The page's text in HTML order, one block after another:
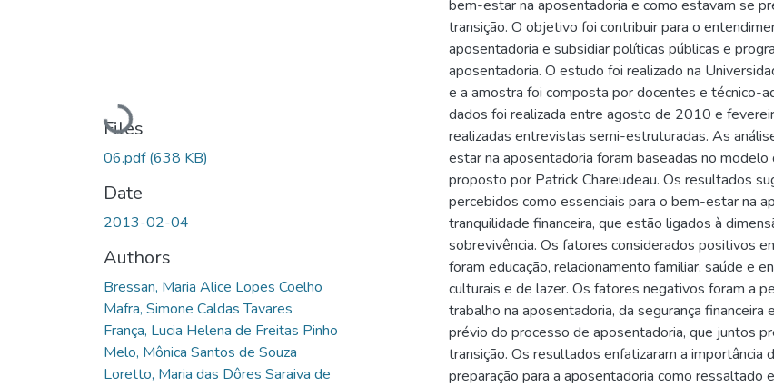
Loading...
Files
06.pdf(638 KB)
Date
2013-02-04
Authors
Bressan, Maria Alice Lopes Coelho
Mafra, Simone Caldas Tavares
França, Lucia Helena de Freitas Pinho
Melo, Mônica Santos de Souza
Loretto, Maria das Dôres Saraiva de
bem-estar na aposentadoria e como estavam se
transição. O objetivo foi contribuir para o
aposentadoria e subsidiar políticas públicas e
aposentadoria. O estudo foi realizado na
e a amostra foi composta por docentes e técnico-
dados foi realizada entre agosto de 2010 e
realizadas entrevistas semi-estruturadas. As
estar na aposentadoria foram baseadas no modelo
proposto por Patrick Chareudeau. Os resultados
percebidos como essenciais para o bem-estar na
tranquilidade financeira, que estão ligados à
sobrevivência. Os fatores considerados positivos
foram educação, relacionamento familiar, saúde e
culturais e de lazer. Os fatores negativos foram a
trabalho na aposentadoria, da segurança financeira
prévio do processo de aposentadoria, que juntos
transição. Os resultados enfatizaram a importância
preparação para a aposentadoria como ressaltado